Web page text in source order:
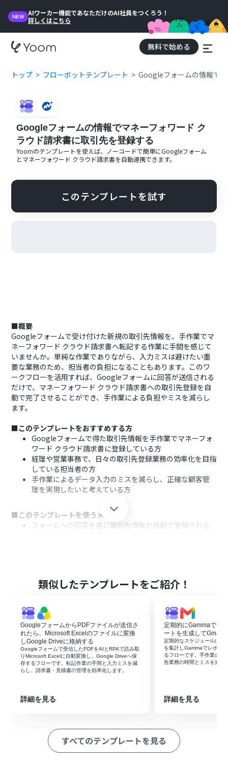
NEW
AIワーカー機能であなただけのAI社員をつくろう！
詳しくはこちら
無料で始める
トップ フローボットテンプレート Googleフォームの情報で
Googleフォームの情報でマネーフォワード ク
ラウド請求書に取引先を登録する
Yoomのテンプレートを使えば、ノーコードで簡単にGoogleフォーム
とマネーフォワード クラウド請求書を自動連携できます。
このテンプレートを試す
■概要
Googleフォームで受け付けた新規の取引先情報を、手作業でマ
ネーフォワード クラウド請求書へ転記する作業に手間を感じて
いませんか。単純な作業でありながら、入力ミスは避けたい重
要な業務のため、担当者の負担になることもあります。このワ
ークフローを活用すれば、Googleフォームに回答が送信される
だけで、マネーフォワード クラウド請求書への取引先登録を自
動で完了させることができ、手作業による負担やミスを減らし
ます。
■このテンプレートをおすすめする方
Googleフォームで得た取引先情報を手作業でマネーフォ
ワード クラウド請求書に登録している方
経理や営業事務で、日々の取引先登録業務の効率化を目指
している担当者の方
手作業によるデータ入力のミスを減らし、正確な顧客管
理を実現したいと考えている方
■このテンプレートを使うメリット
フォームへの回答を基に取引先情報が自動で登録される
はじめに、Googleフォームとマネーフォワード クラウド
請求書をYoomと連携します。
次に、トリガーでGoogleフォームを選択し、「フォーム
に回答が送信されたら」というアクションを設定します。
続いて、オペレーションでGoogleフォームの「回答の一
覧を取得」アクションを設定し、フォームから送信された
回答内容を取得します。
求書の「取引先を作成」アクションを設定し、取得した情
報をもとに取引先を登録します。
ペレーション」：トリガー起動後、フロー内で処理を行うアク
類似したテンプレートをご紹介！
GoogleフォームからPDFファイルが送信さ
れたら、Microsoft Excelのファイルに変換
しGoogle Driveに格納する
Googleフォームで受信したPDFをAIとRPAで読み取
りMicrosoft Excelに自動変換し、Google Driveへ保
存するフローです。転記作業の手間と入力ミスを減
らし、請求書・見積書の管理を効率化します。
詳細を見る
定期的にGammaでフ
ートを生成してGmail
定期的なスケジュールに合
を集計しGammaでレポー
るフローです。手作業の集
告業務の時間とミスを減ら
詳細を見る
すべてのテンプレートを見る